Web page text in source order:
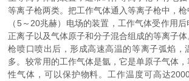
等离子枪两类。把工作气体通入等离子枪中，
（5～20兆赫）电场的装置，工作气体受作用后
正离子以及气体原子和分子混合组成的等离子
枪喷口喷出后，形成高速高温的等离子弧焰，
多。较常用的工作气体是氩，它是单原子气体
性气体，可以保护物料。工作温度可高达